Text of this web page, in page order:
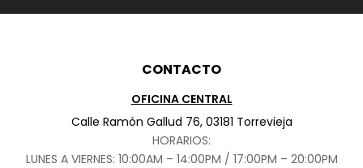
CONTACTO
OFICINA CENTRAL
Calle Ramón Gallud 76, 03181 Torrevieja
HORARIOS:
LUNES A VIERNES: 10:00AM – 14:00PM / 17:00PM – 20:00PM